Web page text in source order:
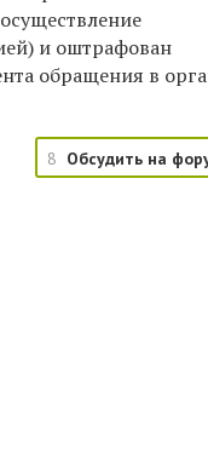
и оштрафован
обращения в
8 Обсудить на